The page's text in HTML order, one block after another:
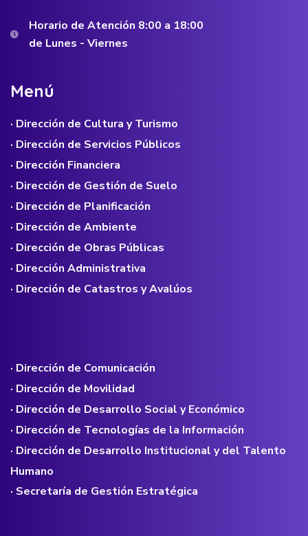
Horario de Atención 8:00 a 18:00
de Lunes - Viernes
Menú
· Dirección de Cultura y Turismo
· Dirección de Servicios Públicos
· Dirección Financiera
· Dirección de Gestión de Suelo
· Dirección de Planificación
· Dirección de Ambiente
· Dirección de Obras Públicas
· Dirección Administrativa
· Dirección de Catastros y Avalúos
· Dirección de Comunicación
· Dirección de Movilidad
· Dirección de Desarrollo Social y Económico
· Dirección de Tecnologías de la Información
· Dirección de Desarrollo Institucional y del Talento
Humano
· Secretaría de Gestión Estratégica